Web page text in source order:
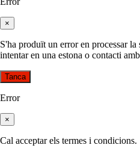
×
S'ha produït un error en processar
intentar en una estona o contacti
Tanca
Error
×
Cal acceptar els termes i condicions.